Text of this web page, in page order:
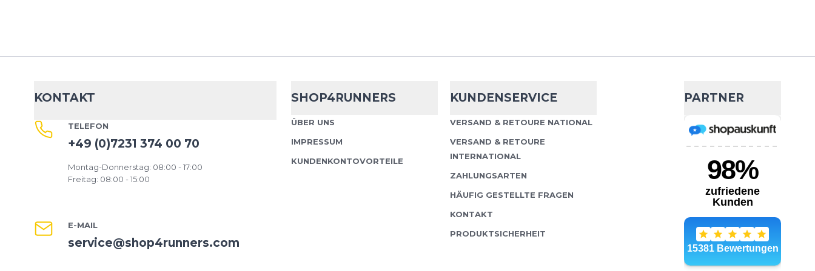
25,99 €
35,00 €
Altra Trail Gaiter – Leichter Schutz für
stören – mit...
Wähle deine Größe
OdloX-ALP Trail 5 Inch 2-in-1
- 14 %
72,99 €
KONTAKT
TELEFON
+49 (0)7231 374 00 70
Montag-Donnerstag: 08:00 - 17:00
Freitag: 08:00 - 15:00
E-MAIL
service@shop4runners.com
SHOP4RUNNERS
ÜBER UNS
IMPRESSUM
KUNDENKONTOVORTEILE
KUNDENSERVICE
VERSAND & RETOURE NATIONAL
VERSAND & RETOURE
INTERNATIONAL
ZAHLUNGSARTEN
HÄUFIG GESTELLTE FRAGEN
KONTAKT
PRODUKTSICHERHEIT
PARTNER